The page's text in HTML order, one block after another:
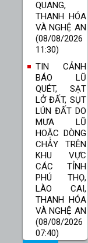
QUANG,
THANH HÓA
VÀ NGHỆ AN
(08/08/2026
11:30)
TIN CẢNH
BÁO LŨ
QUÉT, SẠT
LỞ ĐẤT, SỤT
LÚN ĐẤT DO
MƯA LŨ
HOẶC DÒNG
CHẢY TRÊN
KHU VỰC
CÁC TỈNH
PHÚ THỌ,
LÀO CAI,
THANH HÓA
VÀ NGHỆ AN
(08/08/2026
07:40)